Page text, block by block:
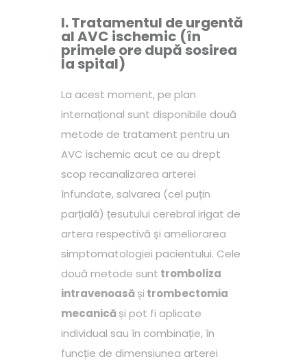
I. Tratamentul de urgentă
al AVC ischemic (în
primele ore după sosirea
la spital)
La acest moment, pe plan
internațional sunt disponibile două
metode de tratament pentru un
AVC ischemic acut ce au drept
scop recanalizarea arterei
înfundate, salvarea (cel puțin
parțială) țesutului cerebral irigat de
artera respectivă și ameliorarea
simptomatologiei pacientului. Cele
două metode sunt tromboliza
intravenoasă și trombectomia
mecanică și pot fi aplicate
individual sau în combinație, în
funcție de dimensiunea arterei